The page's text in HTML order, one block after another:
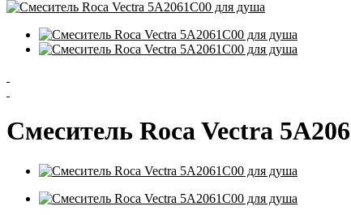
Смеситель Roca Vectra